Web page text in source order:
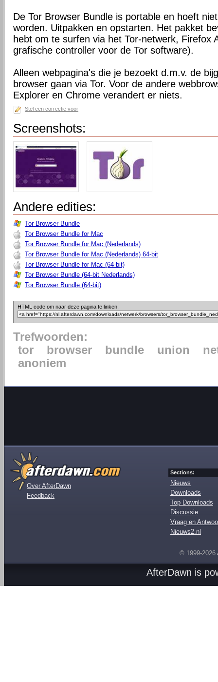
De Tor Browser Bundle is portable en hoeft
worden. Uitpakken en opstarten. Het pakket
hebt om te surfen via het Tor-netwerk, Firefox
grafische controller voor de Tor software).
Alleen webpagina's die je bezoekt d.m.v. de
browser gaan via Tor. Voor de andere
Explorer en Chrome verandert er niets.
Stel een correctie voor
Screenshots:
Andere edities:
Tor Browser Bundle
Tor Browser Bundle for Mac
Tor Browser Bundle for Mac (Nederlands)
Tor Browser Bundle for Mac (Nederlands) 64-bit
Tor Browser Bundle for Mac (64-bit)
Tor Browser Bundle (64-bit Nederlands)
Tor Browser Bundle (64-bit)
HTML code om naar deze pagina te linken:
Trefwoorden:
tor
browser bundle union
anoniem
Over AfterDawn
Feedback
Sections:
Nieuws
Downloads
Top Downloads
Discussie
Vraag en
Nieuws2.nl
© 1999-2026
AfterDawn is